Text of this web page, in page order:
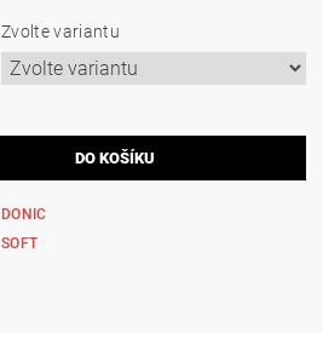
Zvolte variantu
DONIC
SOFT